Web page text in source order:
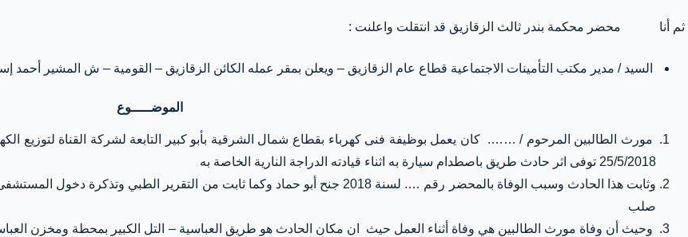
ثم أنا محضر محكمة بندر ثالث الزقازيق قد انتقلت واعلنت :
السيد / مدير مكتب التأمينات الاجتماعية قطاع عام الزقازيق – ويعلن بمقر عمله الكائن الزقازيق – القومية – ش
الموضـــــوع
مورث الطالبين المرحوم / ……. كان يعمل بوظيفة فنى كهرباء بقطاع شمال الشرقية بأبو كبير التابعة لشركة القناة لتوزيع
25/5/2018 توفى اثر حادث طريق باصطدام سيارة به اثناء قيادته الدراجة النارية الخاصة به
وثابت هذا الحادث وسبب الوفاة بالمحضر رقم …. لسنة 2018 جنح أبو حماد وكما ثابت من
صلب
وحيث أن وفاة مورث الطالبين هي وفاة أثناء العمل حيث ان مكان الحادث هو طريق العباسية – التل الكبير بمحطة ومخزن